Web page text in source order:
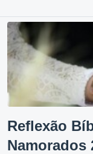
Reflexão
Namorados